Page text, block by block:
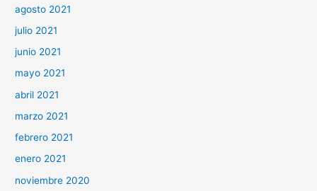
agosto 2021
julio 2021
junio 2021
mayo 2021
abril 2021
marzo 2021
febrero 2021
enero 2021
noviembre 2020